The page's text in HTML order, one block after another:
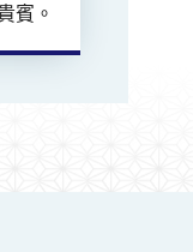
賓。